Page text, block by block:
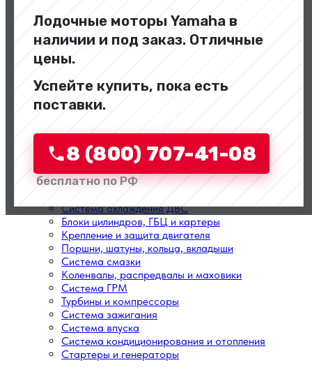
Лодочные моторы Yamaha в
наличии и под заказ. Отличные
цены.
Успейте купить, пока есть
поставки.
8 (800) 707-41-08
бесплатно по РФ
Перейти в категорию
Топливная система
Система охлаждения ДВС
Блоки цилиндров, ГБЦ и картеры
Крепление и защита двигателя
Поршни, шатуны, кольца, вкладыши
Система смазки
Коленвалы, распредвалы и маховики
Система ГРМ
Турбины и компрессоры
Система зажигания
Система впуска
Система кондиционирования и отопления
Стартеры и генераторы